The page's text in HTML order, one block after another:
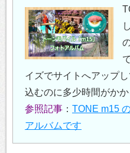
イズでサイトへアップ
込むのに多少時間がかか
参照記事 ： TONE m15
アルバムです